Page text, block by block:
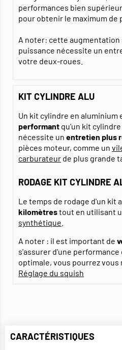
performances bien
pour obtenir le maximum de
A noter: cette
puissance nécessite un
votre deux-roues.
KIT CYLINDRE ALU
Un kit cylindre en aluminium
performant qu’un kit
nécessite un entretien plus
pièces moteur, comme un
carburateur de plus grande
RODAGE KIT CYLINDRE
Le temps de rodage d'un kit
kilomètrestout en utilisant
synthétique
A noter : il est important de
s'assurer d'une
optimale, vous pourrez
Réglage du squish
CARACTÉRISTIQUES